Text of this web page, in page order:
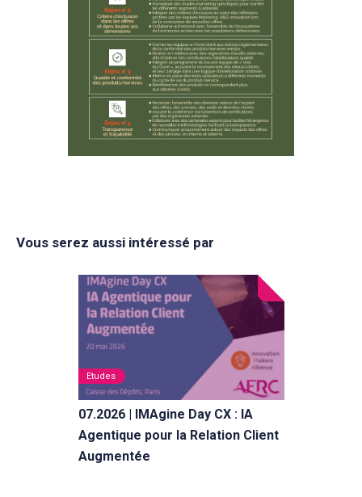
Vous serez aussi intéressé par
Etudes
07.2026 | IMAgine Day CX : IA
Agentique pour la Relation Client
Augmentée